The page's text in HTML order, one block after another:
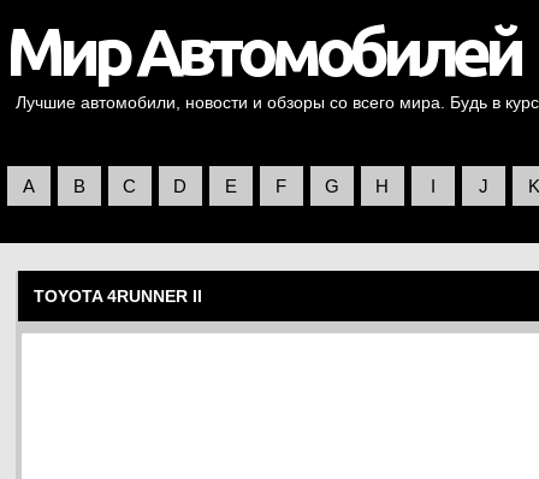
Лучшие автомобили, новости и обзоры со всего мира. Будь в
A B C D E F G H I J K
TOYOTA 4RUNNER II